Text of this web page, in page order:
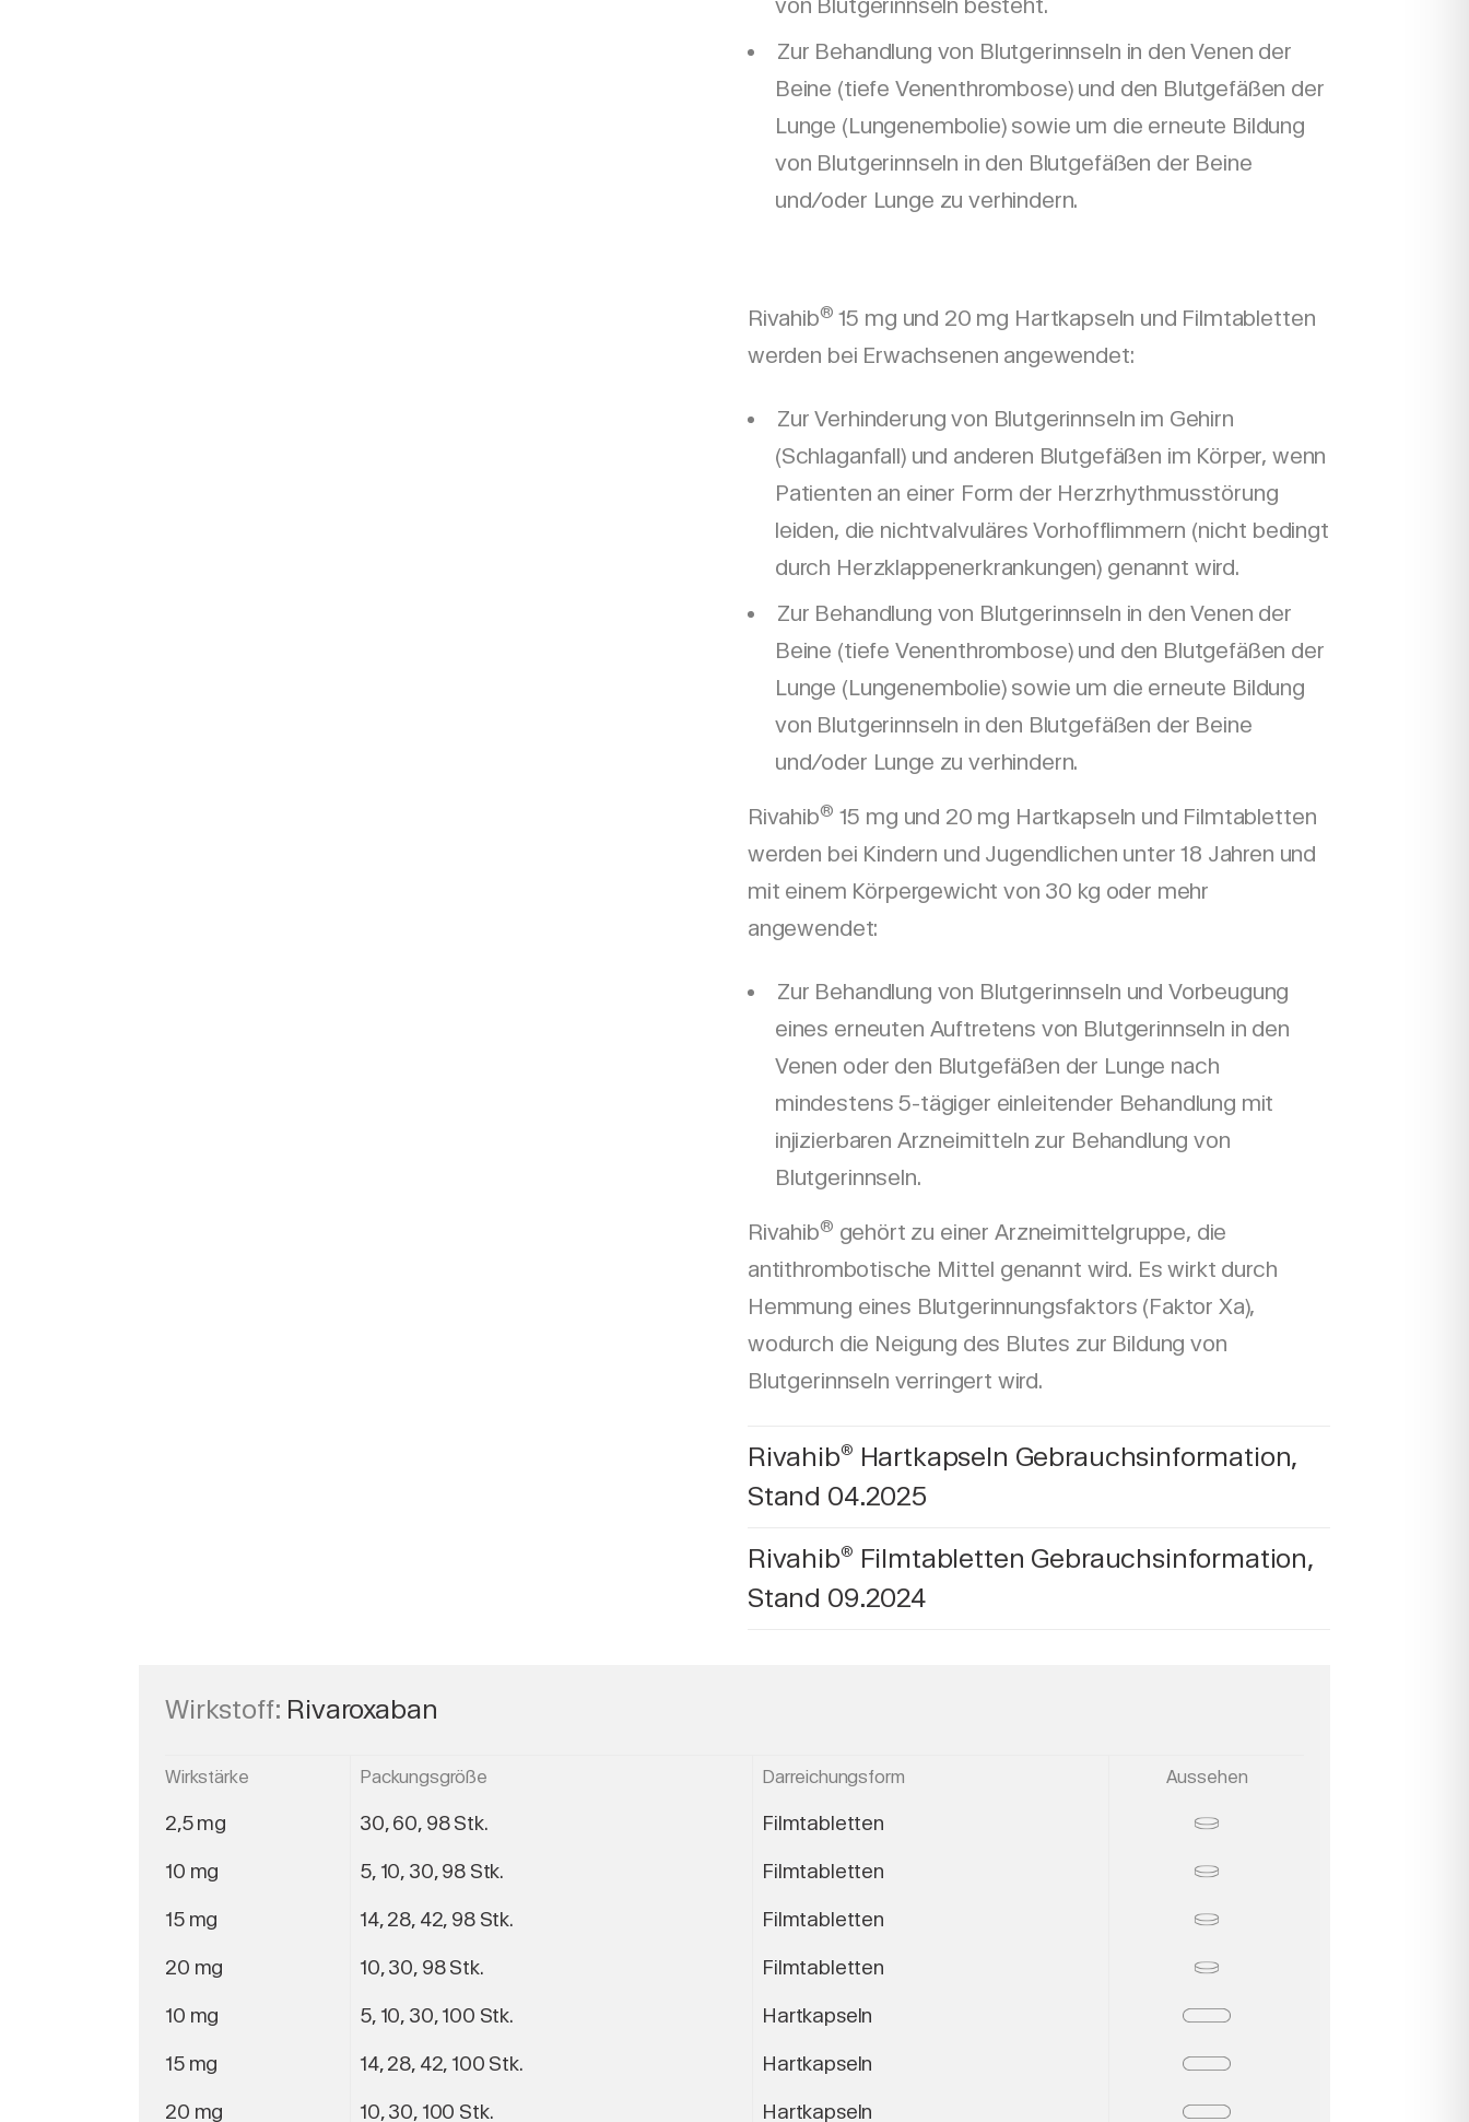
von Blutgerinnseln besteht.
Zur Behandlung von Blutgerinnseln in den Venen der
Beine (tiefe Venenthrombose) und den Blutgefäßen der
Lunge (Lungenembolie) sowie um die erneute Bildung
von Blutgerinnseln in den Blutgefäßen der Beine
und/oder Lunge zu verhindern.
Rivahib® 15 mg und 20 mg Hartkapseln und Filmtabletten
werden bei Erwachsenen angewendet:
Zur Verhinderung von Blutgerinnseln im Gehirn
(Schlaganfall) und anderen Blutgefäßen im Körper, wenn
Patienten an einer Form der Herzrhythmusstörung
leiden, die nichtvalvuläres Vorhofflimmern (nicht bedingt
durch Herzklappenerkrankungen) genannt wird.
Zur Behandlung von Blutgerinnseln in den Venen der
Beine (tiefe Venenthrombose) und den Blutgefäßen der
Lunge (Lungenembolie) sowie um die erneute Bildung
von Blutgerinnseln in den Blutgefäßen der Beine
und/oder Lunge zu verhindern.
Rivahib® 15 mg und 20 mg Hartkapseln und Filmtabletten
werden bei Kindern und Jugendlichen unter 18 Jahren und
mit einem Körpergewicht von 30 kg oder mehr
angewendet:
Zur Behandlung von Blutgerinnseln und Vorbeugung
eines erneuten Auftretens von Blutgerinnseln in den
Venen oder den Blutgefäßen der Lunge nach
mindestens 5-tägiger einleitender Behandlung mit
injizierbaren Arzneimitteln zur Behandlung von
Blutgerinnseln.
Rivahib® gehört zu einer Arzneimittelgruppe, die
antithrombotische Mittel genannt wird. Es wirkt durch
Hemmung eines Blutgerinnungsfaktors (Faktor Xa),
wodurch die Neigung des Blutes zur Bildung von
Blutgerinnseln verringert wird.
Rivahib® Hartkapseln Gebrauchsinformation,
Stand 04.2025
Rivahib® Filmtabletten Gebrauchsinformation,
Stand 09.2024
Wirkstoff: Rivaroxaban
Wirkstärke Packungsgröße Darreichungsform Aussehen
2,5 mg 30, 60, 98 Stk. Filmtabletten
10 mg 5, 10, 30, 98 Stk. Filmtabletten
15 mg 14, 28, 42, 98 Stk. Filmtabletten
20 mg 10, 30, 98 Stk. Filmtabletten
10 mg 5, 10, 30, 100 Stk. Hartkapseln
15 mg 14, 28, 42, 100 Stk. Hartkapseln
20 mg 10, 30, 100 Stk. Hartkapseln